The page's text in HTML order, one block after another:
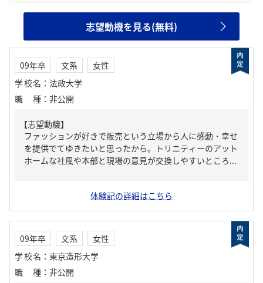
志望動機を見る(無料)
09年卒 文系
女性
学校名 ： 法政大学
職種 ： 非公開
【志望動機】
ファッションが好きで販売という立場から人に感動・幸せ
を提供でてゆきたいと思ったから。トリニティーのアット
ホームな社風や本部と現場の意見が交換しやすいところ...
体験記の詳細はこちら
09年卒 文系
女性
学校名 ： 東京造形大学
職種 ： 非公開